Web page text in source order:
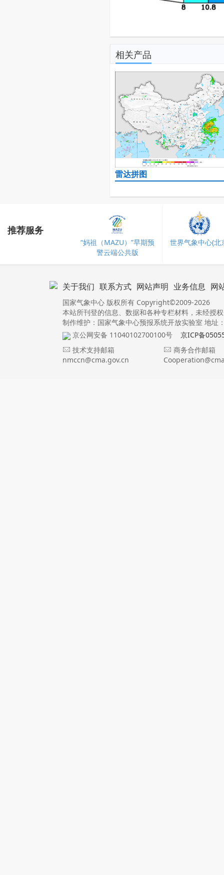
相关产品
雷达拼图
推荐服务
“妈祖（MAZU）”早期预
警云端公共版
世界气象中心(北
关于我们 联系方式 网站声明 业务信息 网
国家气象中心 版权所有 Copyright©2009-2026
本站所刊登的信息、数据和各种专栏材料，未经授
制作维护：国家气象中心预报系统开放实验室 地址
京公网安备 11040102700100号
京ICP备
技术支持邮箱
nmccn@cma.gov.cn
商务合作邮箱